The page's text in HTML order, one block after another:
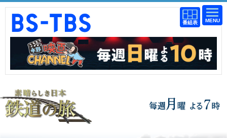
BS-TBS
番組
表
BS-TBS
番組
表